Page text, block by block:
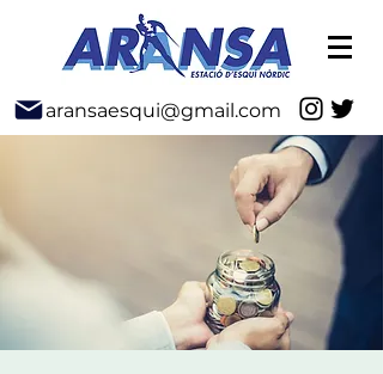
aransaesqui@gmail.com